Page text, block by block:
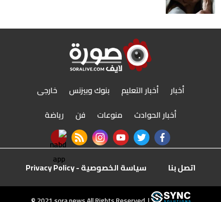
أخبار أخبار التعليم بنوك وبيزنس
خارجى
أخبار الحوادث
منوعات فن
رياضة
facebook
twitter
youtube
instagram
rss feed
nabd app
اتصل بنا سياسة الخصوصية - Privacy Policy